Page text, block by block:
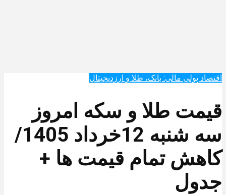
اقتصاد پولی مالی: بانک، طلا و ارزدیجیتال‌
قیمت طلا و سکه امروز
سه شنبه 12خرداد 1405/
کاهش تمام قیمت ها +
جدول